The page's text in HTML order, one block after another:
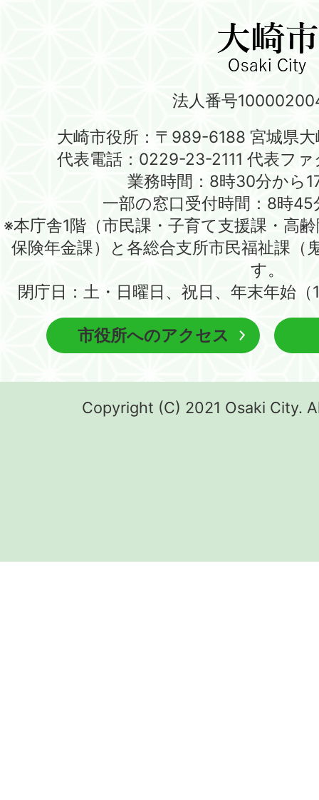
法人番号
大崎市役所：〒989-6188 宮城県大
代表電話：0229-23-2111 代表フ
業務時間：8時30分から
一部の窓口受付時間：8時
※本庁舎1階（市民課・子育て支援課・高
保険年金課）と各総合支所市民福祉課（
す。
閉庁日：土・日曜日、祝日、年末年始
市役所へのアクセス
Copyright (C) 2021 Osaki City.